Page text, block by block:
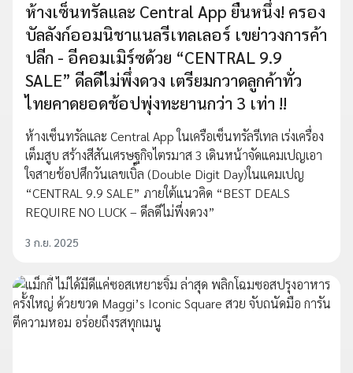
ห้างเซ็นทรัลและ Central App ยืนหนึ่ง! ครอง
บัลลังก์ออมนิชาแนลรีเทลเลอร์ เขย่าวงการค้า
ปลีก - อีคอมเมิร์ซด้วย “CENTRAL 9.9
SALE” ดีลดีไม่พึ่งดวง เตรียมกวาดลูกค้าทั่ว
ไทยคาดยอดช้อปพุ่งทะยานกว่า 3 เท่า !!
ห้างเซ็นทรัลและ Central App ในเครือเซ็นทรัลรีเทล เร่งเครื่อง
เต็มสูบ สร้างสีสันเศรษฐกิจไตรมาส 3 เดินหน้าจัดแคมเปญเอา
ใจสายช้อปศึกวันเลขเบิ้ล (Double Digit Day)ในแคมเปญ
“CENTRAL 9.9 SALE” ภายใต้แนวคิด “BEST DEALS
REQUIRE NO LUCK – ดีลดีไม่พึ่งดวง”
3 ก.ย. 2025